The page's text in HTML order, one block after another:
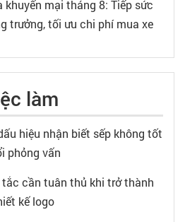
khuyến mại tháng 8: Tiếp sức
trưởng, tối ưu chi phí mua xe
làm
hiệu nhận biết sếp không tốt
phỏng vấn
tắc cần tuân thủ khi trở thành
kế logo